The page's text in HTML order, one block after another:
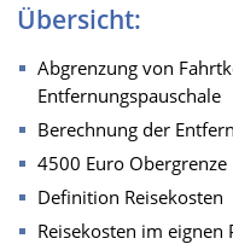
Übersicht:
Abgrenzung von
Entfernungspauschale
Berechnung der
4500 Euro Obergrenze
Definition Reisekosten
Reisekosten im eignen